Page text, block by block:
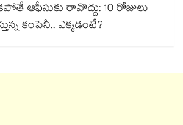
ఆఫీసుకు రావొద్దు: 10 రోజులు
కంపెనీ.. ఎక్కడంటే?